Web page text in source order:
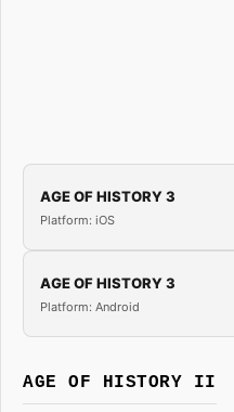
AGE OF HISTORY 3
Platform: iOS
AGE OF HISTORY 3
Platform: Android
AGE OF HISTORY II